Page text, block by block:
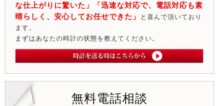
な仕上がりに驚いた」「迅速な対応で、電話対応も素
晴らしく、安心してお任せできた」
と喜んで頂いており
ます。
まずはあなたの時計の状態を教えてください。
無料電話相談